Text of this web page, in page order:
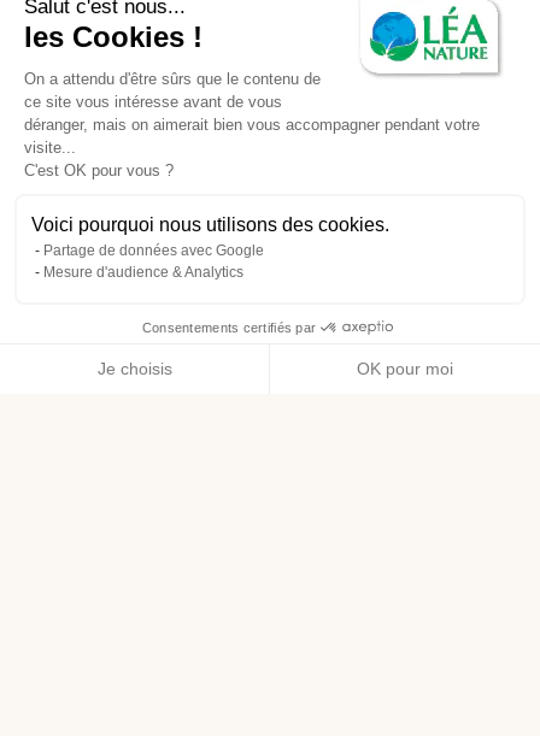
Salut c'est nous...
les Cookies !
On a attendu d'être sûrs que le contenu de
ce site vous intéresse avant de vous
déranger, mais on aimerait bien vous accompagner pendant votre
visite...
C'est OK pour vous ?
Voici pourquoi nous utilisons des cookies.
Partage de données avec Google
Mesure d'audience & Analytics
Consentements certifiés par
Je choisis OK pour moi